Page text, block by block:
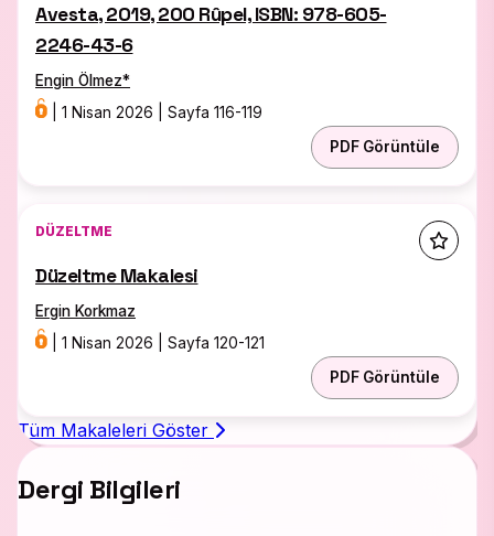
Avesta, 2019, 200 Rûpel, ISBN: 978-605-
2246-43-6
Engin Ölmez*
1 Nisan 2026
Sayfa 116-119
PDF Görüntüle
DÜZELTME
Düzeltme Makalesi
Ergin Korkmaz
1 Nisan 2026
Sayfa 120-121
PDF Görüntüle
Tüm Makaleleri Göster
Dergi Bilgileri